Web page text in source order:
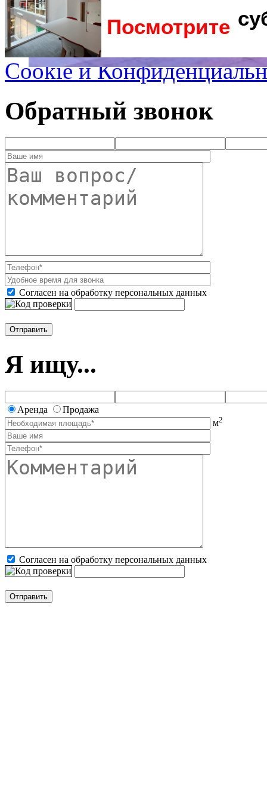
Посмотрите
Cookie и
Обратный звонок
Согласен на обработку персональных данных
Я ищу...
Аренда
Продажа
м2
Согласен на обработку персональных данных